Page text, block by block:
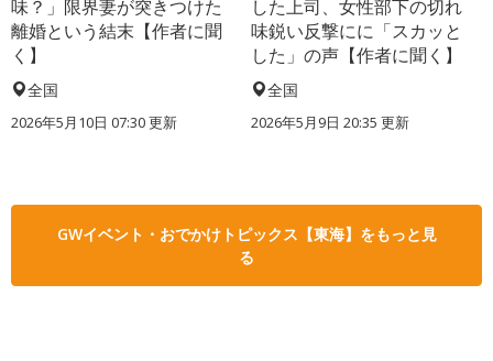
味？」限界妻が突きつけた
離婚という結末【作者に聞
く】
全国
2026年5月10日 07:30 更新
した上司、女性部下の切れ
味鋭い反撃にに「スカッと
した」の声【作者に聞く】
全国
2026年5月9日 20:35 更新
GWイベント・おでかけトピックス【東海】をもっと見
る